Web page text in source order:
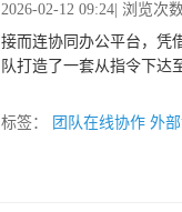
2026-02-12 09:24 | 浏览次
接而连协同办公平台，凭
队打造了一套从指令下达
标签： 团队在线协作 外